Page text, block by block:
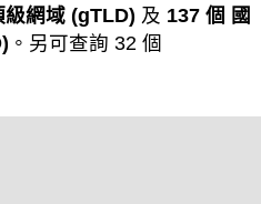
網域 (gTLD) 及 137 個 國
。另可查詢 32 個